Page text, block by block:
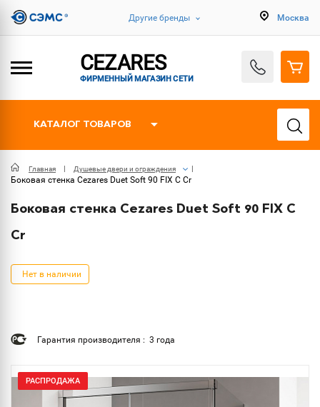
Другие бренды Москва
CEZARES
ФИРМЕННЫЙ МАГАЗИН СЕТИ
КАТАЛОГ ТОВАРОВ
Главная Душевые двери и ограждения
Боковая стенка Cezares Duet Soft 90 FIX C Cr
Боковая стенка Cezares Duet Soft 90 FIX C
Cr
Нет в наличии
Гарантия производителя : 3 года
РАСПРОДАЖА